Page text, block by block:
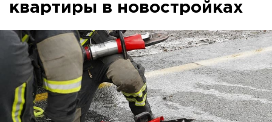
квартиры в новостройках